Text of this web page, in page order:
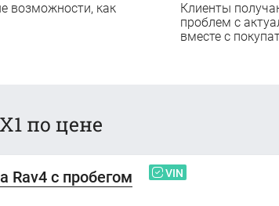
возможности, как
Клиенты
проблем с
вместе с
по цене
Rav4 с пробегом VIN